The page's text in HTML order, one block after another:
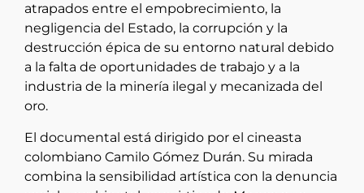
atrapados entre el empobrecimiento, la
negligencia del Estado, la corrupción y la
destrucción épica de su entorno natural debido
a la falta de oportunidades de trabajo y a la
industria de la minería ilegal y mecanizada del
oro.
El documental está dirigido por el cineasta
colombiano Camilo Gómez Durán. Su mirada
combina la sensibilidad artística con la denuncia